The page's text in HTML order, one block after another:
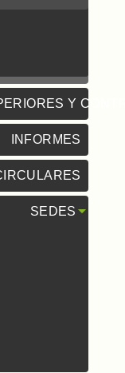
Y
INFORMES
SEDES